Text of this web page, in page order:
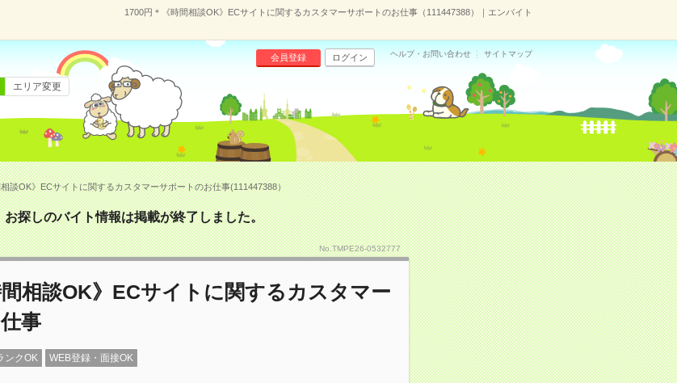
1700円＊《時間相談OK》ECサイトに関するカスタマーサポートのお仕事（111447388）｜エンバイト
会員登録 ログイン ヘルプ・お問い合わせ サイトマップ
エリア変更
談OK》ECサイトに関するカスタマーサポートのお仕事(111447388）
お探しのバイト情報は掲載が終了しました。
No.TMPE26-0532777
相談OK》ECサイトに関するカスタマー
事
ンクOK WEB登録・面接OK